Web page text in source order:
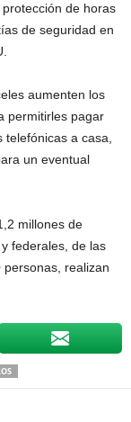
de horas
de seguridad en
aumenten los
permitirles pagar
a casa,
un eventual
millones de
federales, de las
realizan